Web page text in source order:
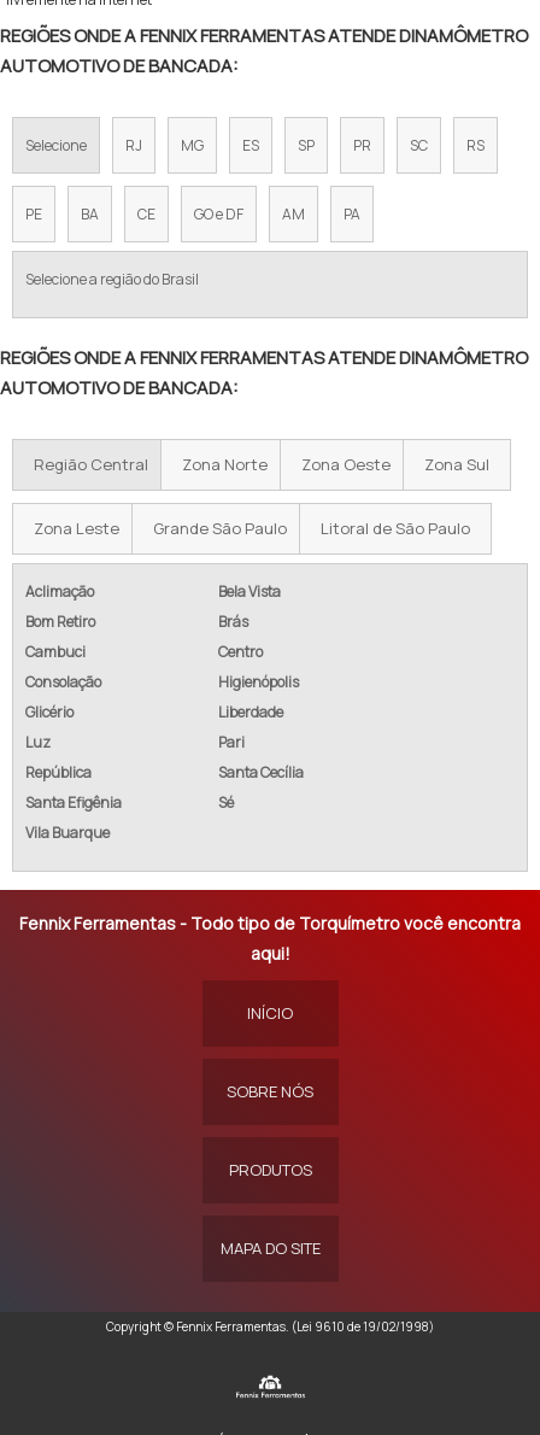
REGIÕES ONDE A FENNIX FERRAMENTAS ATENDE DINAMÔMETRO
AUTOMOTIVO DE BANCADA:
Selecione RJ MG ES SP PR SC RS
PE BA CE GO e DF AM PA
Selecione a região do Brasil
REGIÕES ONDE A FENNIX FERRAMENTAS ATENDE DINAMÔMETRO
AUTOMOTIVO DE BANCADA:
Região Central Zona Norte Zona Oeste Zona Sul
Zona Leste Grande São Paulo Litoral de São Paulo
Aclimação
Bela Vista
Bom Retiro
Brás
Cambuci
Centro
Consolação
Higienópolis
Glicério
Liberdade
Luz
Pari
República
Santa Cecília
Santa Efigênia
Sé
Vila Buarque
Fennix Ferramentas - Todo tipo de Torquímetro você encontra
aqui!
INÍCIO
SOBRE NÓS
PRODUTOS
MAPA DO SITE
Copyright © Fennix Ferramentas. (Lei 9610 de 19/02/1998)